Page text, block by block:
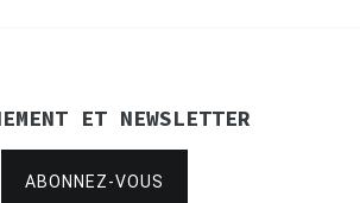
ET NEWSLETTER
ABONNEZ-VOUS